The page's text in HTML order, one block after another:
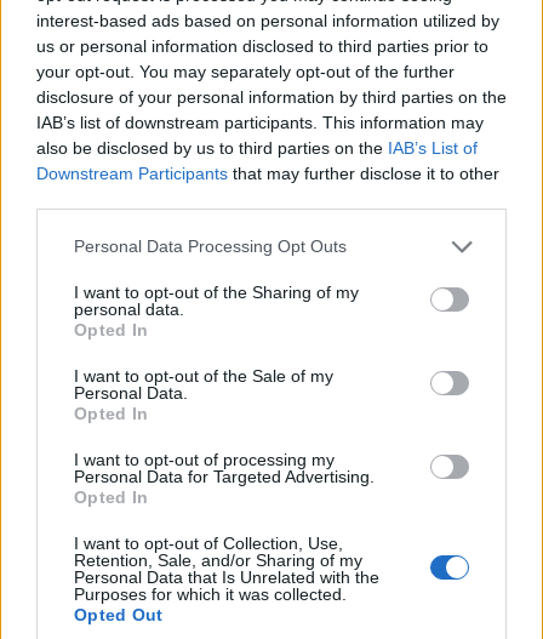
interest-based ads based on personal information utilized by
us or personal information disclosed to third parties prior to
your opt-out. You may separately opt-out of the further
disclosure of your personal information by third parties on the
IAB’s list of downstream participants. This information may
also be disclosed by us to third parties on the IAB’s List of
Downstream Participants that may further disclose it to other
Please note that this website/app uses one or more Google
not limited to your visit or usage behaviour. You may click to
grant or deny consent to Google and its third-party tags to
use your data for below specified purposes in below Google
consent section.
Personal Data Processing Opt Outs
I want to opt-out of the Sharing of my
personal data.
Opted In
I want to opt-out of the Sale of my
Personal Data.
Opted In
I want to opt-out of processing my
Personal Data for Targeted Advertising.
Opted In
I want to opt-out of Collection, Use,
Retention, Sale, and/or Sharing of my
Personal Data that Is Unrelated with the
Purposes for which it was collected.
Opted Out
Σχετικά με την πρώτη της επίσκεψη στο νησί, λέει: «Πήγα
για πρώτη φορά στην Ύδρα πριν από έξι χρόνια, όταν
που επισκέφθηκα για να επικοινωνήσω με τα
φαντάσματά του. Δεν νομίζω ότι ήξερα καν ότι ήταν το
νησί στο οποίο είχε ζήσει ο Leonard Cohen και δεν